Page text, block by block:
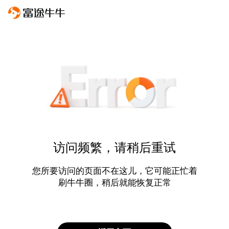
访问频繁，请稍后重试
您所要访问的页面不在这儿，它可能正忙着
刷牛牛圈，稍后就能恢复正常